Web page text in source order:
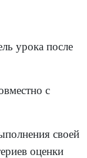
урока после
с
своей
оценки